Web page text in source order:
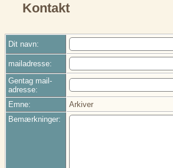
Kontakt
Dit navn:
mailadresse:
Gentag mail-
adresse:
Emne:
Arkiver
Bemærkninger: